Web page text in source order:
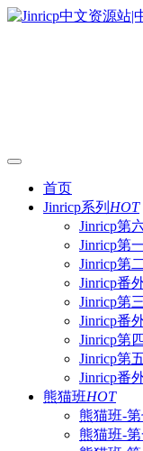
首页
Jinricp系列 HOT
Jinricp第
Jinricp第
Jinricp第
Jinricp番
Jinricp第
Jinricp番
Jinricp第
Jinricp第
Jinricp番
熊猫班HOT
熊猫班-
熊猫班-